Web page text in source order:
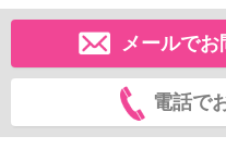
メールでお
電話で